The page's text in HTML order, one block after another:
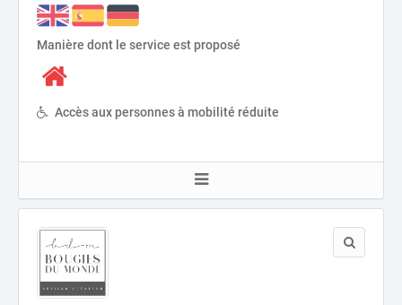
Manière dont le service est proposé
Accès aux personnes à mobilité réduite